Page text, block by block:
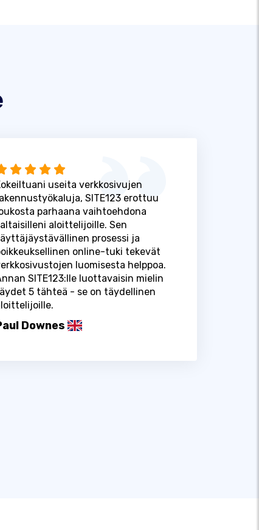
useita verkkosivujen
SITE123 erottuu
parhaana vaihtoehdona
aloittelijoille. Sen
prosessi ja
online-tuki tekevät
luomisesta helppoa.
SITE123:lle luottavaisin mielin
5 tähteä - se on täydellinen
Downes